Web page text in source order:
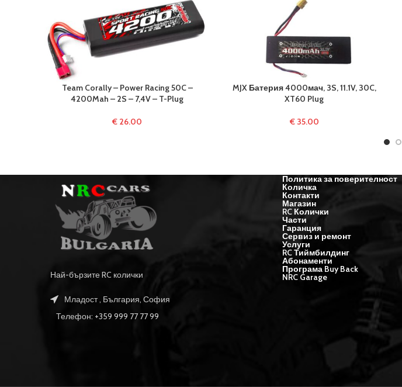
Team Corally – Power Racing 50C –
4200Mah – 2S – 7,4V – T-Plug
€ 26.00
MJX Батерия 4000мач, 3S, 11.1V, 30C,
XT60 Plug
€35.00
Най-бързите RC колички
Младост , България, София
Телефон: +359 999 77 77 99
Политика за поверителност
Количка
Контакти
Магазин
RC Колички
Части
Гаранция
Сервиз и ремонт
Услуги
RC Тиймбилдинг
Абонаменти
Програма Buy Back
NRC Garage